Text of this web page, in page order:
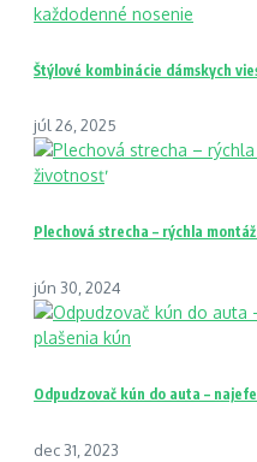
Štýlové kombinácie dámskych
júl 26, 2025
Plechová strecha – rýchla
jún 30, 2024
Odpudzovač kún do auta –
dec 31, 2023